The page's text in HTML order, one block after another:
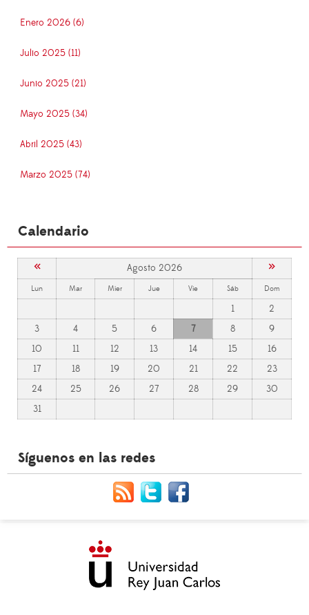
Enero 2026 (6)
Julio 2025 (11)
Junio 2025 (21)
Mayo 2025 (34)
Abril 2025 (43)
Marzo 2025 (74)
Calendario
« Agosto 2026 »
Lun Mar Mier Jue Vie Sáb Dom
1
2
3
4 5 6 7 8
9
10
11 12 13 14 15
16
17
18 19 20 21 22
23
24
25 26 27 28 29
30
31
Síguenos en las redes